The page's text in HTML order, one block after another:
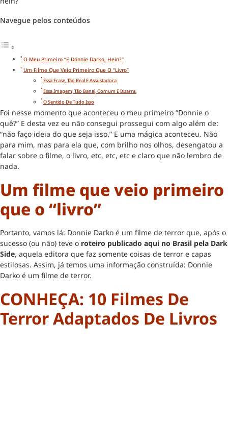
Navegue pelos conteúdos
O Meu Primeiro “E Donnie Darko, Hein?”
Um Filme Que Veio Primeiro Que O “livro”
Essa Frase, Tão Real E Assustadora
Essa Imagem, Tão Banal, Comum E Bizarra.
O Sentido De Tudo Isso
Foi nesse momento que aconteceu o meu primeiro “Donnie o
quê?” E desta vez eu não consegui prossegui com algo além de:
“não faço ideia do que seja isso.” E uma mágica aconteceu. Não
para mim, mas para ela que, com brilho nos olhos, desengatou a
falar sobre o filme, o livro, etc, etc, etc e claro que não lembro de
nada.
Um filme que veio primeiro
que o “livro”
Portanto, vamos lá: Donnie Darko é um filme de terror que, após o
sucesso (ou não) teve o roteiro publicado aqui no Brasil pela Dark
Side, aquela editora que faz somente coisas de terror e capas
estilosas. Assim, já temos uma informação construída: Donnie
Darko é um filme de terror.
CONHEÇA: 10 Filmes De
Terror Adaptados De Livros